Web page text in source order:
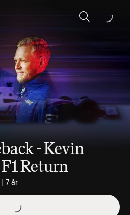
Sök
- Kevin
Return
| 7 år